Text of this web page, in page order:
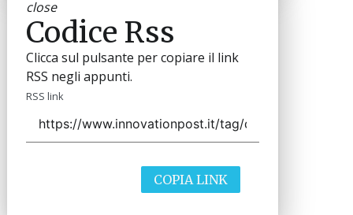
close
Codice Rss
Clicca sul pulsante per copiare il link
RSS negli appunti.
RSS link
COPIA LINK